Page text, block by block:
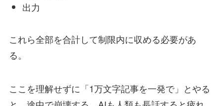
出力
これら全部を合計して制限内に収める必要があ
る。
ここを理解せずに「1万文字記事を一発で」とやる